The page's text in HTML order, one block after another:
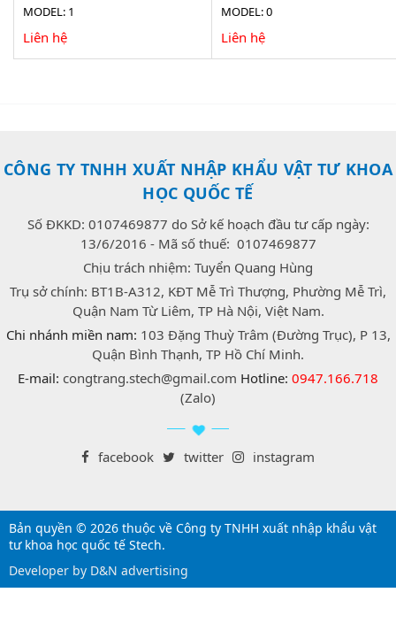
MODEL: 1
Liên hệ
MODEL: 0
Liên hệ
CÔNG TY TNHH XUẤT NHẬP KHẨU VẬT TƯ KHOA
HỌC QUỐC TẾ
Số ĐKKD: 0107469877 do Sở kế hoạch đầu tư cấp ngày:
13/6/2016 - Mã số thuế: 0107469877
Chịu trách nhiệm: Tuyển Quang Hùng
Trụ sở chính: BT1B-A312, KĐT Mễ Trì Thượng, Phường Mễ Trì,
Quận Nam Từ Liêm, TP Hà Nội, Việt Nam.
Chi nhánh miền nam: 103 Đặng Thuỳ Trâm (Đường Trục), P 13,
Quận Bình Thạnh, TP Hồ Chí Minh.
E-mail: congtrang.stech@gmail.com Hotline: 0947.166.718
(Zalo)
facebook twitter instagram
Bản quyền © 2026 thuộc về Công ty TNHH xuất nhập khẩu vật
tư khoa học quốc tế Stech.
Developer by D&N advertising